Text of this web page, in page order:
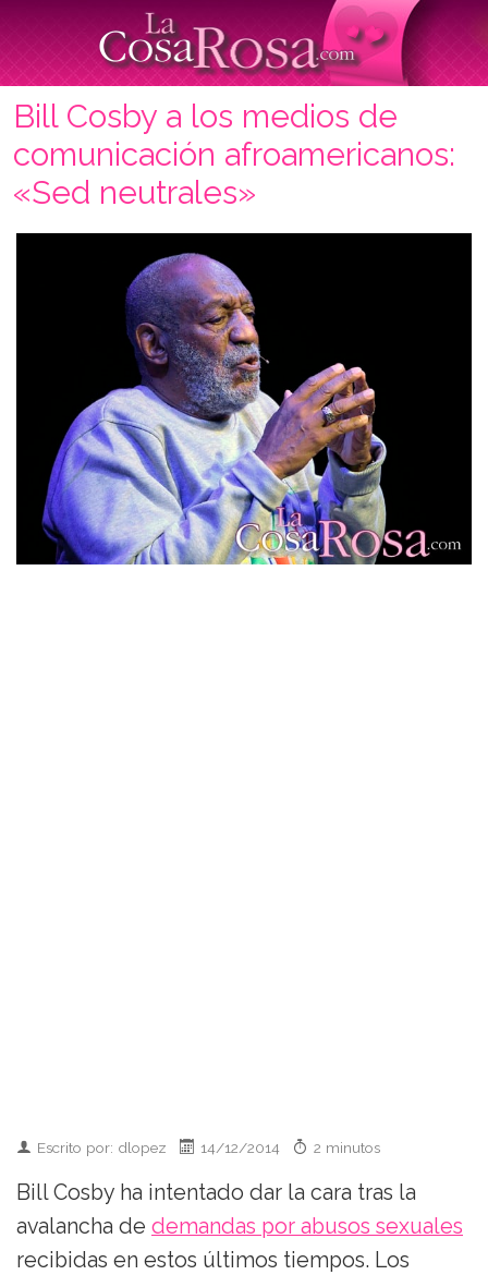
Bill Cosby a los medios de
comunicación afroamericanos:
«Sed neutrales»
Escrito por: dlopez 14/12/2014 2 minutos
Bill Cosby ha intentado dar la cara tras la
avalancha de demandas por abusos sexuales
recibidas en estos últimos tiempos. Los